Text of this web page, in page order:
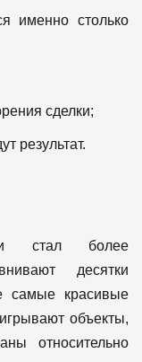
именно столько
сделки;
результат.
стал более
десятки
самые красивые
объекты,
относительно